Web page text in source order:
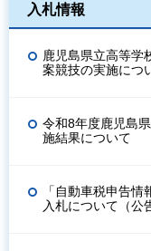
入札情報
鹿児島県立高等学
案競技の実施につ
令和8年度鹿児島
施結果について
「自動車税申告
入札について（公